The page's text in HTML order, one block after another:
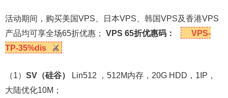
活动期间，购买美国VPS、日本VPS、韩国VPS及香港VPS
产品均可享全场65折优惠；
VPS 65折优惠码：
VPS-
TP-35%dis
（1） SV （硅谷）
Lin512 ，512M内存，20G HDD，1IP，
大陆优化10M；